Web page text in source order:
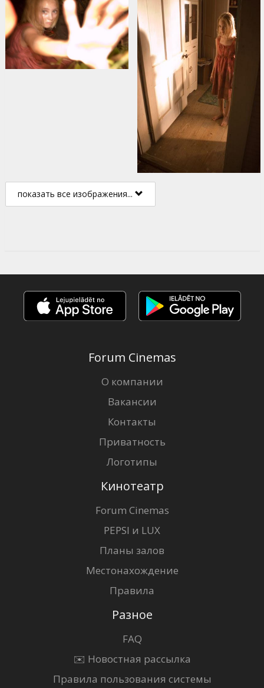
показать все изображения...
Forum Cinemas
О компании
Вакансии
Контакты
Приватность
Логотипы
Кинотеатр
Forum Cinemas
PEPSI и LUX
Планы залов
Местонахождение
Правила
Разное
FAQ
✉️ Новостная рассылка
Правила пользования системы